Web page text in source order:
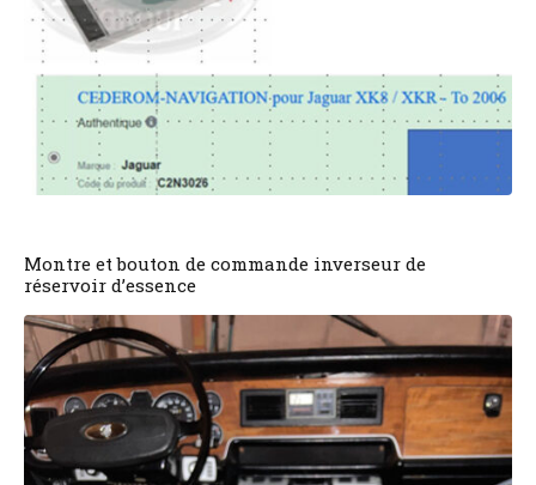
Montre et bouton de commande inverseur de
réservoir d’essence